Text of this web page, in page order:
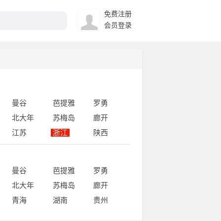
免费注册
会员登录
曼谷 芭提雅
罗勇
北大年
苏梅岛
廊开
江苏
浙江 陕西
曼谷 芭提雅
罗勇
北大年
苏梅岛
廊开
青海
湖南 贵州